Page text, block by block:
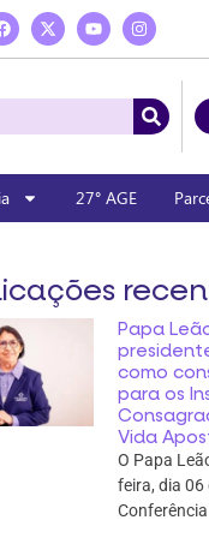
27° AGE
Papa
como
para os
Vida
O Papa
feira, dia 06